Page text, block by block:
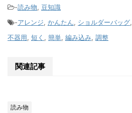
-読み物, 豆知識
-アレンジ, かんたん, ショルダーバッグ,
不器用, 短く , 簡単, 編み込み, 調整
関連記事
読み物